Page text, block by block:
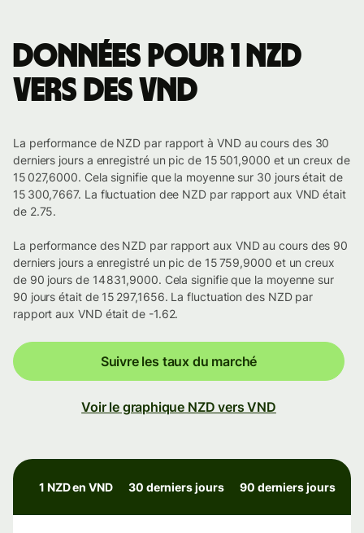
Données pour 1 NZD
vers des VND
La performance de NZD par rapport à VND au cours des 30
derniers jours a enregistré un pic de 15 501,9000 et un creux de
15 027,6000. Cela signifie que la moyenne sur 30 jours était de
15 300,7667. La fluctuation dee NZD par rapport aux VND était
de 2.75.
La performance des NZD par rapport aux VND au cours des 90
derniers jours a enregistré un pic de 15 759,9000 et un creux
de 90 jours de 14 831,9000. Cela signifie que la moyenne sur
90 jours était de 15 297,1656. La fluctuation des NZD par
rapport aux VND était de -1.62.
Suivre les taux du marché
Voir le graphique NZD vers VND
1 NZD en VND 30 derniers jours 90 derniers jours